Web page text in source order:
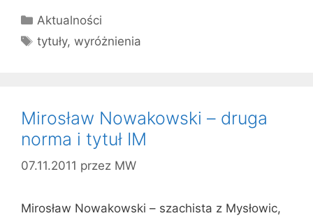
Kategorie
Aktualności
Tagi
tytuły,wyróżnienia
Mirosław Nowakowski – druga
norma i tytuł IM
07.11.2011 przez MW
Mirosław Nowakowski – szachista z Mysłowic,